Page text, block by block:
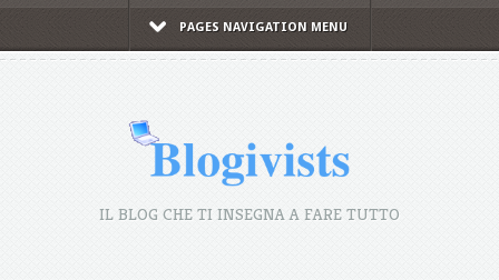
PAGES NAVIGATION MENU
IL BLOG CHE TI INSEGNA A FARE TUTTO